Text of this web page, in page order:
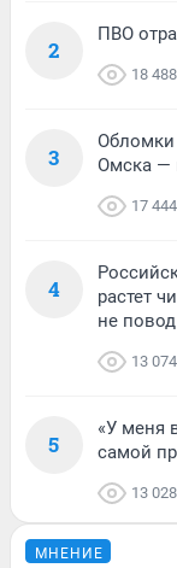
2
ПВО
18 488
3
Обломки
Омска —
17 444
4
растет
не
13 074
5
«У меня
самой
13 028
МНЕНИЕ